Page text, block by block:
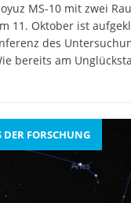
MS-10 mit zwei
11. Oktober ist
des
bereits am
FORSCHUNG